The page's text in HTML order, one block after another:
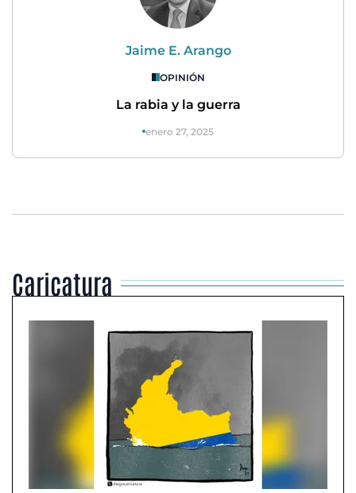
Jaime E. Arango
OPINIÓN
La rabia y la guerra
enero 27, 2025
Caricatura